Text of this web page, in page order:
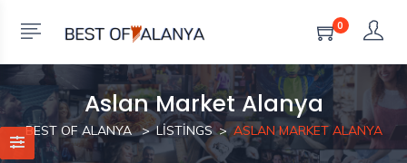
0
Aslan Market Alanya
BEST OF ALANYA LISTINGS ASLAN MARKET ALANYA